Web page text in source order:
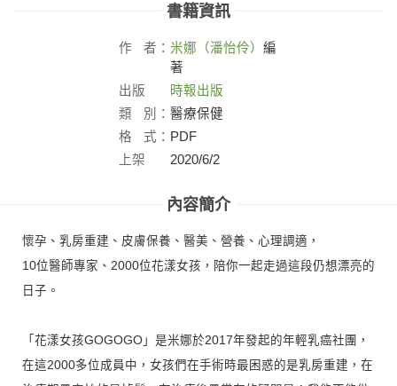
書籍資訊
作 者： 米娜（潘怡伶） 編
著
出版
社：
時報出版
類
別： 醫療保健
格
式： PDF
上架
2020/6/2
內容簡介
懷孕、乳房重建、皮膚保養、醫美、營養、心理調適，
10位醫師專家、2000位花漾女孩，陪你一起走過這段仍想漂亮的
日子。
「花漾女孩GOGOGO」是米娜於2017年發起的年輕乳癌社團，
在這2000多位成員中，女孩們在手術時最困惑的是乳房重建，在